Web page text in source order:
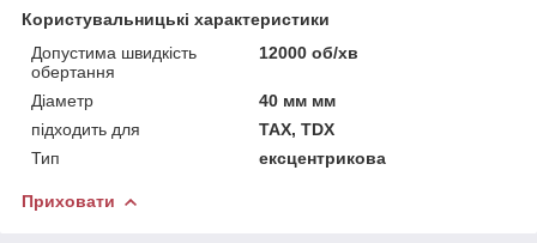
Користувальницькі характеристики
Допустима швидкість
обертання
12000 об/хв
Діаметр
40 мм мм
підходить для
TAX, TDX
Тип
ексцентрикова
Приховати